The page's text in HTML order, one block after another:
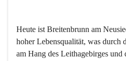
Heute ist Breitenbrunn am
hoher Lebensqualität, was durch
am Hang des Leithagebirges und